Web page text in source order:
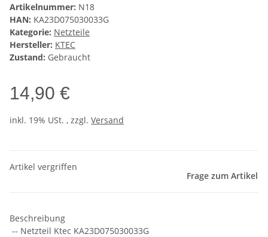
Artikelnummer: N18
HAN: KA23D075030033G
Kategorie: Netzteile
Hersteller: KTEC
Zustand: Gebraucht
14,90 €
inkl. 19% USt. , zzgl. Versand
Artikel vergriffen
Frage zum Artikel
Beschreibung
-- Netzteil Ktec KA23D075030033G